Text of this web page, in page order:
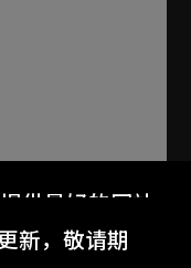
供最好的网站
新，敬请期